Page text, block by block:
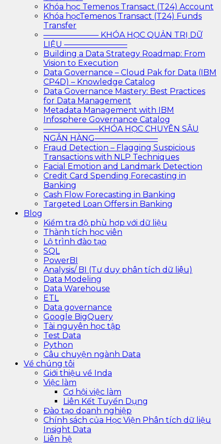
Khóa học Temenos Transact (T24) Account
Khóa họcTemenos Transact (T24) Funds
Transfer
——————— KHÓA HỌC QUẢN TRỊ DỮ
LIỆU ————————
Building a Data Strategy Roadmap: From
Vision to Execution
Data Governance – Cloud Pak for Data (IBM
CP4D) – Knowledge Catalog
Data Governance Mastery: Best Practices
for Data Management
Metadata Management with IBM
Infosphere Governance Catalog
———————KHÓA HỌC CHUYÊN SÂU
NGÂN HÀNG————————
Fraud Detection – Flagging Suspicious
Transactions with NLP Techniques
Facial Emotion and Landmark Detection
Credit Card Spending Forecasting in
Banking
Cash Flow Forecasting in Banking
Targeted Loan Offers in Banking
Blog
Kiểm tra độ phù hợp với dữ liệu
Thành tích học viên
Lộ trình đào tạo
SQL
PowerBI
Analysis/ BI (Tư duy phân tích dữ liệu)
Data Modeling
Data Warehouse
ETL
Data governance
Google BigQuery
Tài nguyên học tập
Test Data
Python
Câu chuyện ngành Data
Về chúng tôi
Giới thiệu về Inda
Việc làm
Cơ hội việc làm
Liên Kết Tuyển Dụng
Đào tạo doanh nghiệp
Chính sách của Học Viện Phân tích dữ liệu
Insight Data
Liên hệ